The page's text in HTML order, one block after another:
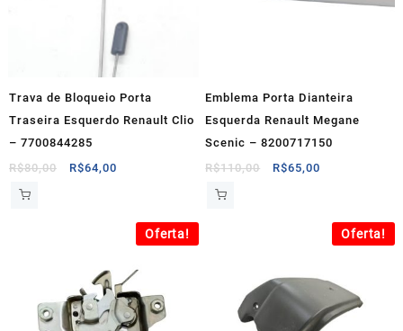
Trava de Bloqueio Porta
Traseira Esquerdo Renault Clio
– 7700844285
R$80,00
O
R$64,00
R$64,00.
Emblema Porta Dianteira
Esquerda Renault Megane
Scenic – 8200717150
R$110,00
O
R$65,00
R$65,00.
Oferta! Oferta!